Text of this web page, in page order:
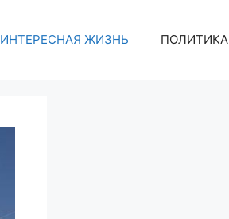
ИНТЕРЕСНАЯ ЖИЗНЬ ПОЛИТИКА